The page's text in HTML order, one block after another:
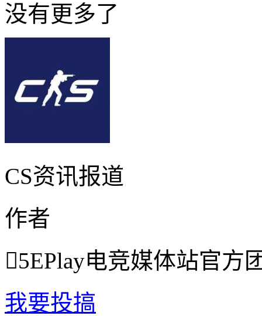
没有更多了
CS资讯报道
作者
5EPlay电竞媒体站官方
我要投搞